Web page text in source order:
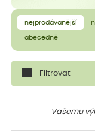
nejprodávanější
abecedně
Filtrovat
Vašemu